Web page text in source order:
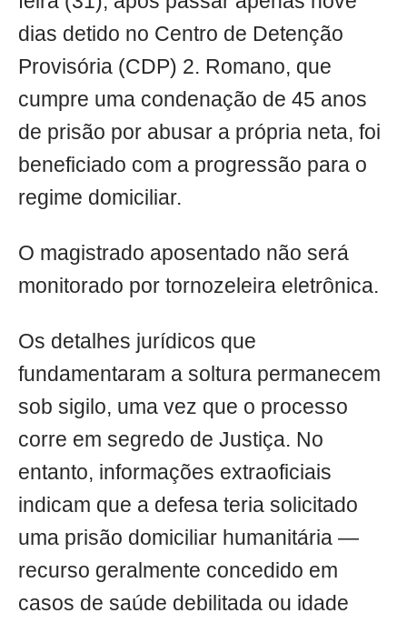
dias detido no Centro de Detenção
Provisória (CDP) 2. Romano, que
cumpre uma condenação de 45 anos
de prisão por abusar a própria neta, foi
beneficiado com a progressão para o
regime domiciliar.
O magistrado aposentado não será
monitorado por tornozeleira eletrônica.
Os detalhes jurídicos que
fundamentaram a soltura permanecem
sob sigilo, uma vez que o processo
corre em segredo de Justiça. No
entanto, informações extraoficiais
indicam que a defesa teria solicitado
uma prisão domiciliar humanitária —
recurso geralmente concedido em
casos de saúde debilitada ou idade